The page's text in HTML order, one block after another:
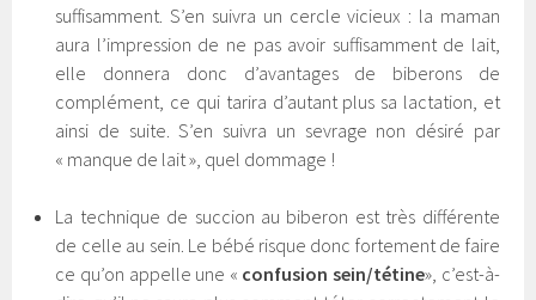
suffisamment. S’en suivra un cercle vicieux : la maman
aura l’impression de ne pas avoir suffisamment de lait,
elle donnera donc d’avantages de biberons de
complément, ce qui tarira d’autant plus sa lactation, et
ainsi de suite. S’en suivra un sevrage non désiré par
« manque de lait », quel dommage !
La technique de succion au biberon est très différente
de celle au sein. Le bébé risque donc fortement de faire
ce qu’on appelle une « confusion sein/tétine», c’est-à-